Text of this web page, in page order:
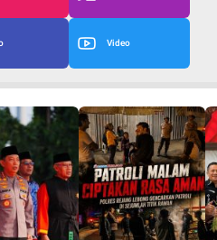
Video